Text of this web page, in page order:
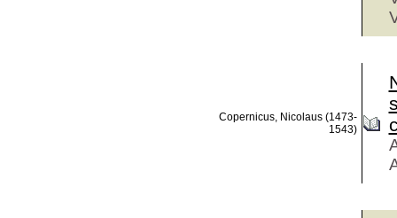
Copernicus, Nicolaus (1473-
1543)